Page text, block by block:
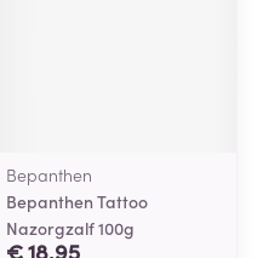
Bepanthen
Bepanthen Tattoo
Nazorgzalf 100g
€ 18,95